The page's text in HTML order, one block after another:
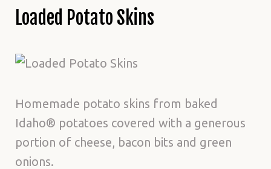
Loaded Potato Skins
Homemade potato skins from baked
Idaho® potatoes covered with a generous
portion of cheese, bacon bits and green
onions.